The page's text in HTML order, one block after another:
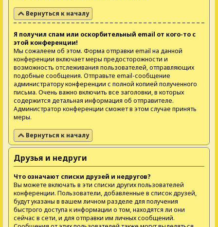
Вернуться к началу
Я получил спам или оскорбительный email от кого-то с
этой конференции!
Мы сожалеем об этом. Форма отправки email на данной
конференции включает меры предосторожности и
возможность отслеживания пользователей, отправляющих
подобные сообщения. Отправьте email-сообщение
администратору конференции с полной копией полученного
письма. Очень важно включить все заголовки, в которых
содержится детальная информация об отправителе.
Администратор конференции сможет в этом случае принять
меры.
Вернуться к началу
Друзья и недруги
Что означают списки друзей и недругов?
Вы можете включать в эти списки других пользователей
конференции. Пользователи, добавленные в список друзей,
будут указаны в вашем личном разделе для получения
быстрого доступа к информации о том, находятся ли они
сейчас в сети, и для отправки им личных сообщений.